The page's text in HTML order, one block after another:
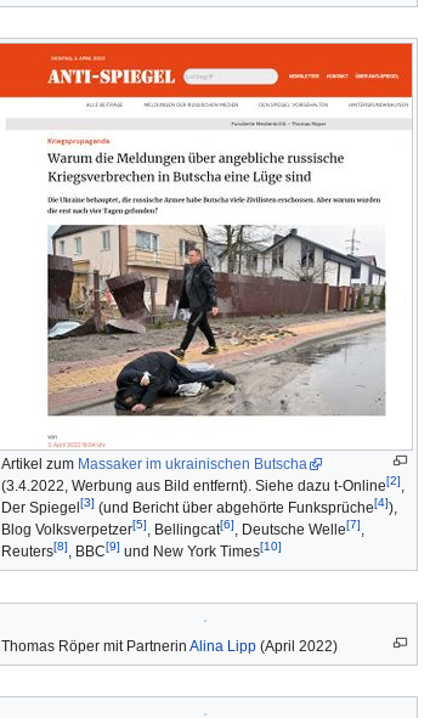
Artikel zum Massaker im ukrainischen Butscha
(3.4.2022, Werbung aus Bild entfernt). Siehe dazu t-Online[2],
Der Spiegel [3] (und Bericht über abgehörte Funksprüche[4]),
Blog Volksverpetzer[5], Bellingcat[6], Deutsche Welle[7],
Reuters[8], BBC[9] und New York Times[10]
Thomas Röper mit Partnerin Alina Lipp (April 2022)